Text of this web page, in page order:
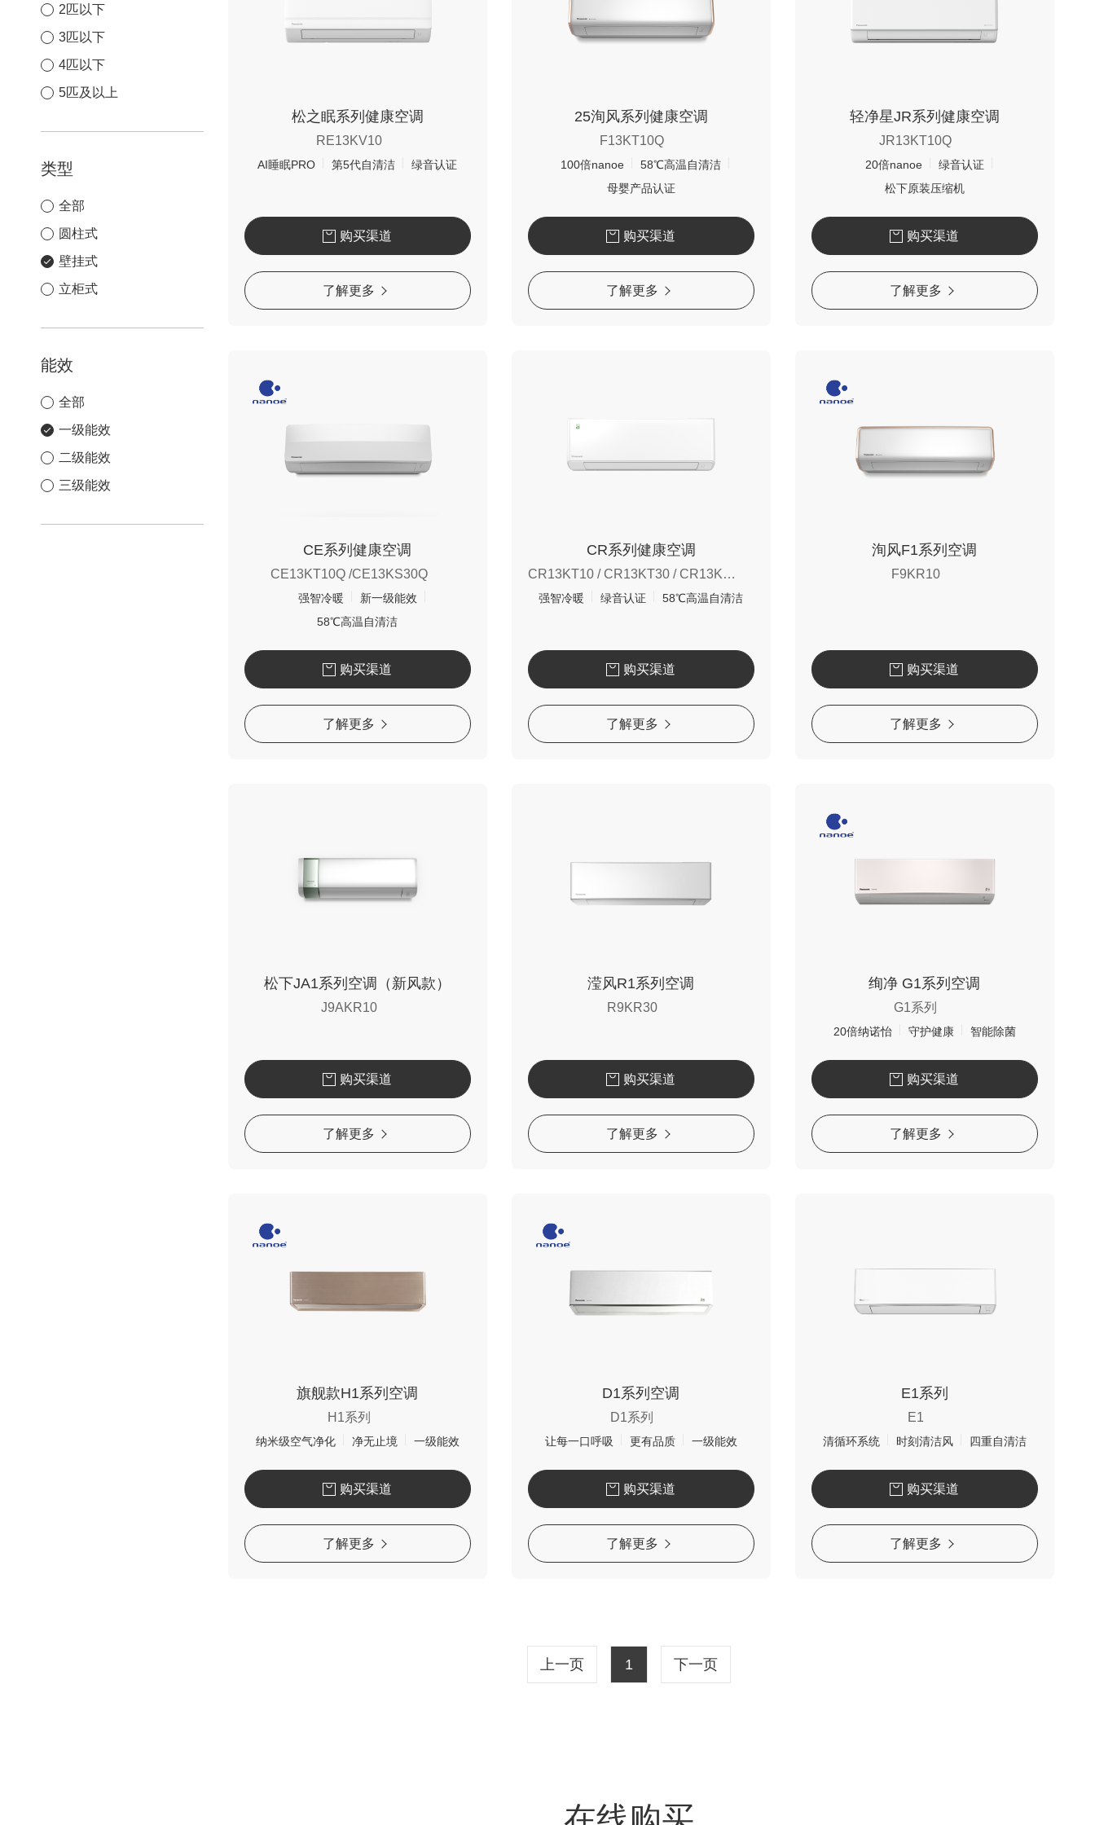
2匹以下
3匹以下
4匹以下
5匹及以上
类型
全部
圆柱式
壁挂式
立柜式
能效
全部
一级能效
二级能效
三级能效
松之眠系列健康空调
RE13KV10
AI睡眠PRO 第5代自清洁 绿音认证
购买渠道
了解更多
25洵风系列健康空调
F13KT10Q
100倍nanoe
58℃高温自清洁
母婴产品认证
购买渠道
了解更多
轻净星JR系列健康空调
JR13KT10Q
20倍nanoe
绿音认证
松下原装压缩机
购买渠道
了解更多
CE系列健康空调
CE13KT10Q /CE13KS30Q
强智冷暖
新一级能效
58℃高温自清洁
购买渠道
了解更多
CR系列健康空调
CR13KT10 / CR13KT30 / CR13KT10Q / CR13KT30Q
强智冷暖 绿音认证 58℃高温自清洁
购买渠道
了解更多
洵风F1系列空调
F9KR10
购买渠道
了解更多
松下JA1系列空调（新风款）
J9AKR10
购买渠道
了解更多
滢风R1系列空调
R9KR30
购买渠道
了解更多
绚净 G1系列空调
G1系列
20倍纳诺怡 守护健康 智能除菌
购买渠道
了解更多
旗舰款H1系列空调
H1系列
纳米级空气净化 净无止境 一级能效
购买渠道
了解更多
D1系列空调
D1系列
让每一口呼吸 更有品质 一级能效
购买渠道
了解更多
E1系列
E1
清循环系统 时刻清洁风 四重自清洁
购买渠道
了解更多
上一页 1 下一页